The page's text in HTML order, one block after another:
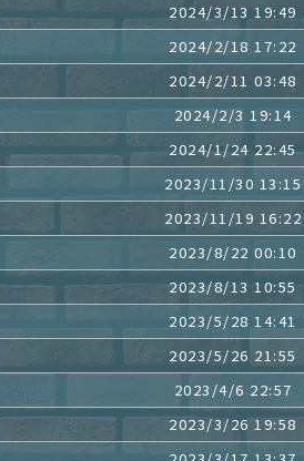
2024/3/13 19:49
2024/2/18 17:22
2024/2/11 03:48
2024/2/3 19:14
2024/1/24 22:45
2023/11/30 13:15
2023/11/19 16:22
2023/8/22 00:10
2023/8/13 10:55
2023/5/28 14:41
2023/5/26 21:55
2023/4/6 22:57
2023/3/26 19:58